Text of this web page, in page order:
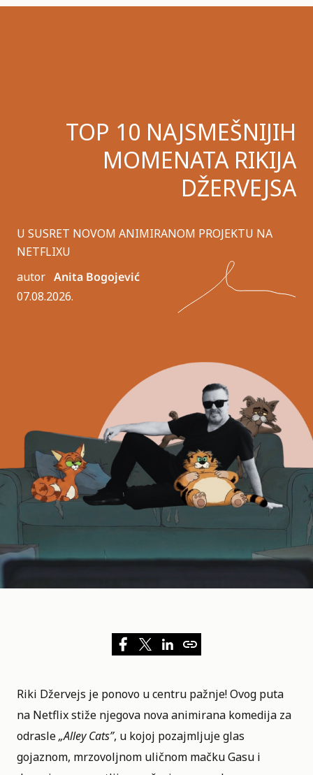
TOP 10 NAJSMEŠNIJIH
MOMENATA RIKIJA
DŽERVEJSA
U SUSRET NOVOM ANIMIRANOM PROJEKTU NA
NETFLIXU
autor Anita Bogojević
07.08.2026.
Riki Džervejs je ponovo u centru pažnje! Ovog puta
na Netflixstiže njegova nova animirana komedija za
odrasle„Alley Cats”, u kojoj pozajmljuje glas
gojaznom, mrzovoljnom uličnom mačku Gasu i